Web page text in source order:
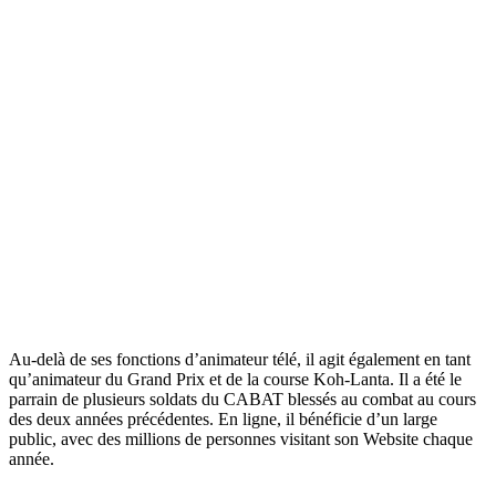
Au-delà de ses fonctions d’animateur télé, il agit également en tant
qu’animateur du Grand Prix et de la course Koh-Lanta. Il a été le
parrain de plusieurs soldats du CABAT blessés au combat au cours
des deux années précédentes. En ligne, il bénéficie d’un large
public, avec des millions de personnes visitant son Website chaque
année.